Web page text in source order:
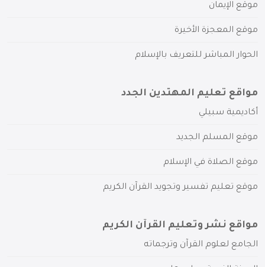
موقع الإيمان
موقع المعجزة الأخيرة
الحوار المباشر للتعريف بالإسلام
مواقع تعليم المهتدين الجدد
أكاديمية سبيلي
موقع المسلم الجديد
موقع الصلاة في الإسلام
موقع تعليم تفسير وتجويد القرآن الكريم
مواقع نشر وتعليم القرآن الكريم
الجامع لعلوم القرآن وترجماته